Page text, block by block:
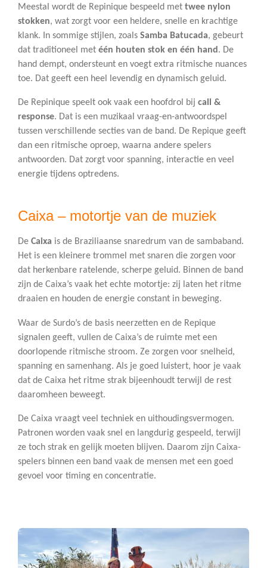
Meestal wordt de Repinique bespeeld met twee nylon
stokken, wat zorgt voor een heldere, snelle en krachtige
klank. In sommige stijlen, zoals Samba Batucada, gebeurt
dat traditioneel met één houten stok en één hand . De
hand dempt, ondersteunt en voegt extra ritmische nuances
toe. Dat geeft een heel levendig en dynamisch geluid.
De Repinique speelt ook vaak een hoofdrol bij call &
response. Dat is een muzikaal vraag-en-antwoordspel
tussen verschillende secties van de band. De Repique geeft
dan een ritmische oproep, waarna andere spelers
antwoorden. Dat zorgt voor spanning, interactie en veel
energie tijdens optredens.
Caixa – motortje van de muziek
De Caixa is de Braziliaanse snaredrum van de sambaband.
Het is een kleinere trommel met snaren die zorgen voor
dat herkenbare ratelende, scherpe geluid. Binnen de band
zijn de Caixa’s vaak het echte motortje: zij laten het ritme
draaien en houden de energie constant in beweging.
Waar de Surdo’s de basis neerzetten en de Repique
signalen geeft, vullen de Caixa’s de ruimte met een
doorlopende ritmische stroom. Ze zorgen voor snelheid,
spanning en samenhang. Als je goed luistert, hoor je vaak
dat de Caixa het ritme strak bijeenhoudt terwijl de rest
daaromheen beweegt.
De Caixa vraagt veel techniek en uithoudingsvermogen.
Patronen worden vaak snel en langdurig gespeeld, terwijl
ze toch strak en gelijk moeten blijven. Daarom zijn Caixa-
spelers binnen een band vaak de mensen met een goed
gevoel voor timing en concentratie.